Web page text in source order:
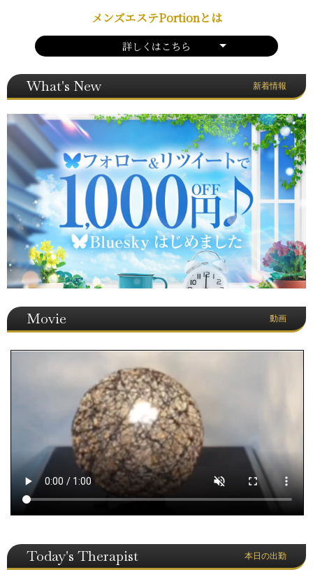
メンズエステPortionとは
詳しくはこちら
What's New 新着情報
Movie 動画
Today's Therapist 本日の出勤